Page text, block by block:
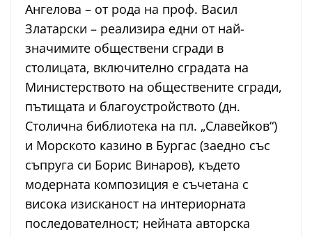
Ангелова – от рода на проф. Васил
Златарски – реализира едни от най-
значимите обществени сгради в
столицата, включително сградата на
Министерството на обществените сгради,
пътищата и благоустройството (дн.
Столична библиотека на пл. „Славейков“)
и Морското казино в Бургас (заедно със
съпруга си Борис Винаров), където
модерната композиция е съчетана с
висока изисканост на интериорната
последователност; нейната авторска